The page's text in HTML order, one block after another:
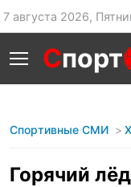
7 августа 2026,
Спорт
Спортивные СМИ
Горячий лёд